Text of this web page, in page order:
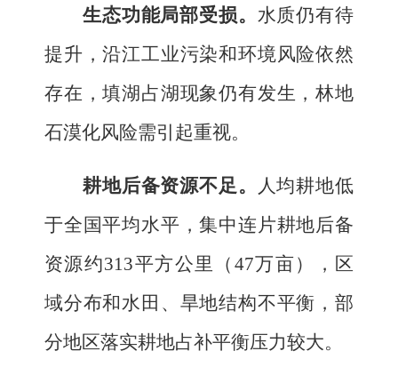
生态功能局部受损。 水质仍有待
提升 ，沿江工业污染和环境风险依然
存在，填湖占湖现象仍有发生，林地
石漠化风险需引起重视。
耕地后备资源不足。
人均耕地低
于全国平均水平，集中连片耕地后备
资源约313平方公里（ 47万亩），区
域分布和水田、旱地结构不平衡，部
分地区落实耕地占补平衡压力较大。